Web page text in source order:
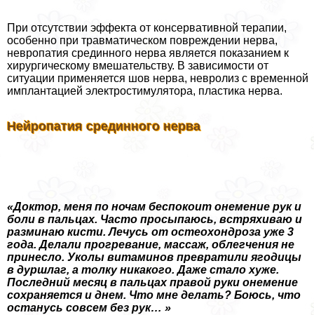
При отсутствии эффекта от консервативной терапии,
особенно при травматическом повреждении нерва,
невропатия срединного нерва является показанием к
хирургическому вмешательству. В зависимости от
ситуации применяется шов нерва, невролиз с временной
имплантацией электростимулятора, пластика нерва.
Нейропатия срединного нерва
«Доктор, меня по ночам беспокоит онемение рук и
боли в пальцах. Часто просыпаюсь, встряхиваю и
разминаю кисти. Лечусь от остеохондроза уже 3
года. Делали прогревание, массаж, облегчения не
принесло. Уколы витаминов превратили ягoдицы
в дуршлаг, а толку никакого. Даже стало хуже.
Последний месяц в пальцах правой руки онемение
сохраняется и днем. Что мне делать? Боюсь, что
остaнycь совсем без рук… »